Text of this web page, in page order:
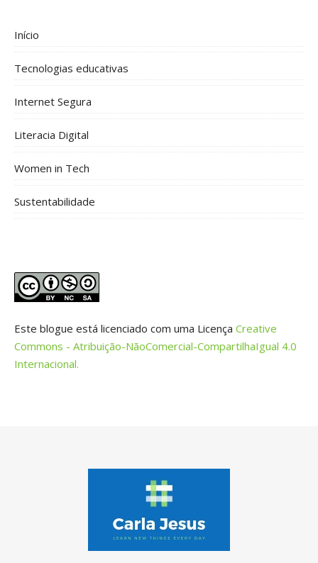
Início
Tecnologias educativas
Internet Segura
Literacia Digital
Women in Tech
Sustentabilidade
Este blogue está licenciado com uma Licença Creative
Commons - Atribuição-NãoComercial-CompartilhaIgual 4.0
Internacional.